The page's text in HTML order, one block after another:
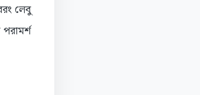
লেবু